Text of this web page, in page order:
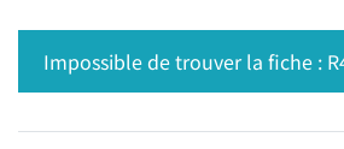
Impossible de trouver la fiche :